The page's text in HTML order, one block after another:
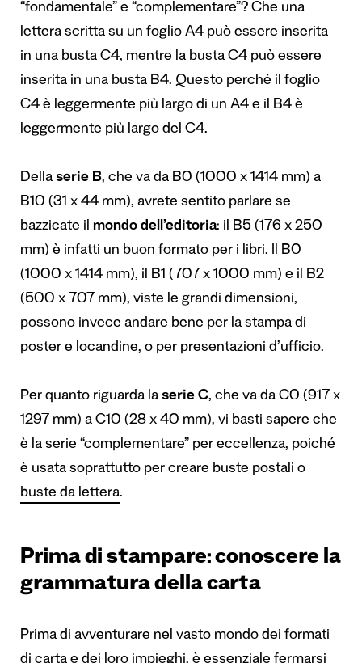
“fondamentale” e “complementare”? Che una
lettera scritta su un foglio A4 può essere inserita
in una busta C4, mentre la busta C4 può essere
inserita in una busta B4. Questo perché il foglio
C4 è leggermente più largo di un A4 e il B4 è
leggermente più largo del C4.
Della serie B, che va da B0 (1000 x 1414 mm) a
B10 (31 x 44 mm), avrete sentito parlare se
bazzicate il mondo dell’editoria: il B5 (176 x 250
mm) è infatti un buon formato per i libri. Il B0
(1000 x 1414 mm), il B1 (707 x 1000 mm) e il B2
(500 x 707 mm), viste le grandi dimensioni,
possono invece andare bene per la stampa di
poster e locandine, o per presentazioni d’ufficio.
Per quanto riguarda la serie C, che va da C0 (917 x
1297 mm) a C10 (28 x 40 mm), vi basti sapere che
è la serie “complementare” per eccellenza, poiché
è usata soprattutto per creare buste postali o
buste da lettera.
Prima di stampare: conoscere la
grammatura della carta
Prima di avventurare nel vasto mondo dei formati